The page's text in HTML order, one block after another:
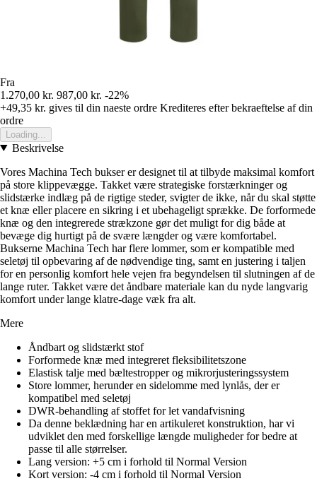
Fra
1.270,00 kr. 987,00 kr. -22%
+49,35 kr. gives til din naeste ordre Krediteres efter bekraeftelse af din
ordre
Loading...
Beskrivelse
Vores Machina Tech bukser er designet til at tilbyde maksimal komfort
på store klippevægge. Takket være strategiske forstærkninger og
slidstærke indlæg på de rigtige steder, svigter de ikke, når du skal støtte
et knæ eller placere en sikring i et ubehageligt sprække. De forformede
knæ og den integrerede strækzone gør det muligt for dig både at
bevæge dig hurtigt på de svære længder og være komfortabel.
Bukserne Machina Tech har flere lommer, som er kompatible med
seletøj til opbevaring af de nødvendige ting, samt en justering i taljen
for en personlig komfort hele vejen fra begyndelsen til slutningen af de
lange ruter. Takket være det åndbare materiale kan du nyde langvarig
komfort under lange klatre-dage væk fra alt.
Mere
Åndbart og slidstærkt stof
Forformede knæ med integreret fleksibilitetszone
Elastisk talje med bæltestropper og mikrorjusteringssystem
Store lommer, herunder en sidelomme med lynlås, der er
kompatibel med seletøj
DWR-behandling af stoffet for let vandafvisning
Da denne beklædning har en artikuleret konstruktion, har vi
udviklet den med forskellige længde muligheder for bedre at
passe til alle størrelser.
Lang version: +5 cm i forhold til Normal Version
Kort version: -4 cm i forhold til Normal Version